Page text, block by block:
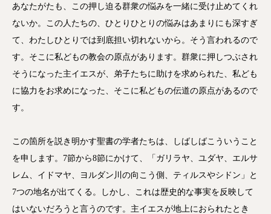
あなたがたも、この押し迫る群衆の悩みを一緒に受け止めてくれ
ないか。この人たちの、ひとりひとりの悩みはあまりにも深すぎ
て、わたしひとりでは到底担い切れないから。そう言われるので
す。そこに私どもの教会の原点があります。群衆に押しつぶされ
そうになった主イエスが、弟子たちに助けを求められた、私ども
に協力をお求めになった、そこに私どもの伝道の原点があるので
す。
この箇所を説き明かす聖書の学者たちは、しばしばこういうこと
を申します。7節から8節にかけて、「ガリラヤ、ユダヤ、エルサ
レム、イドマヤ、ヨルダン川の向こう側、ティルスやシドン」と
7つの地名が出てくる。しかし、これは歴史的な事実を反映して
はいないだろうと言うのです。主イエスが地上におられたとき